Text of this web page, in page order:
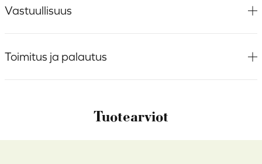
Vastuullisuus
Toimitus ja palautus
Tuotearviot